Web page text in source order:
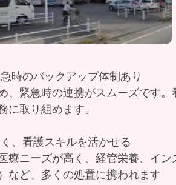
時のバックアップ体制あり
、緊急時の連携がスムーズです
に取り組めます。
、看護スキルを活かせる
療ニーズが高く、経管栄養、イ
など、多くの処置に携われます